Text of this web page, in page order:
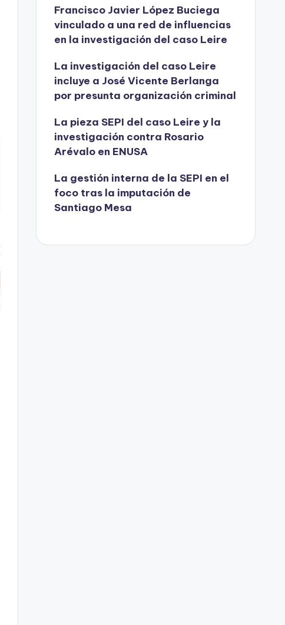
Francisco Javier López Buciega
vinculado a una red de influencias
en la investigación del caso Leire
La investigación del caso Leire
incluye a José Vicente Berlanga
por presunta organización criminal
La pieza SEPI del caso Leire y la
investigación contra Rosario
Arévalo en ENUSA
La gestión interna de la SEPI en el
foco tras la imputación de
Santiago Mesa